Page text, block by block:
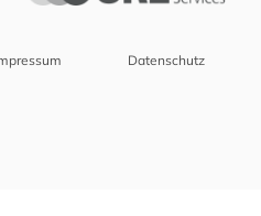
Datenschutz